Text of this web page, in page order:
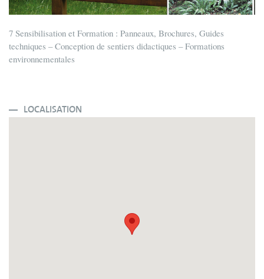
7 Sensibilisation et Formation : Panneaux, Brochures, Guides
techniques – Conception de sentiers didactiques – Formations
environnementales
LOCALISATION